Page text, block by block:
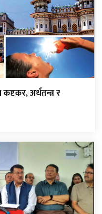
अर्थतन्त्र र